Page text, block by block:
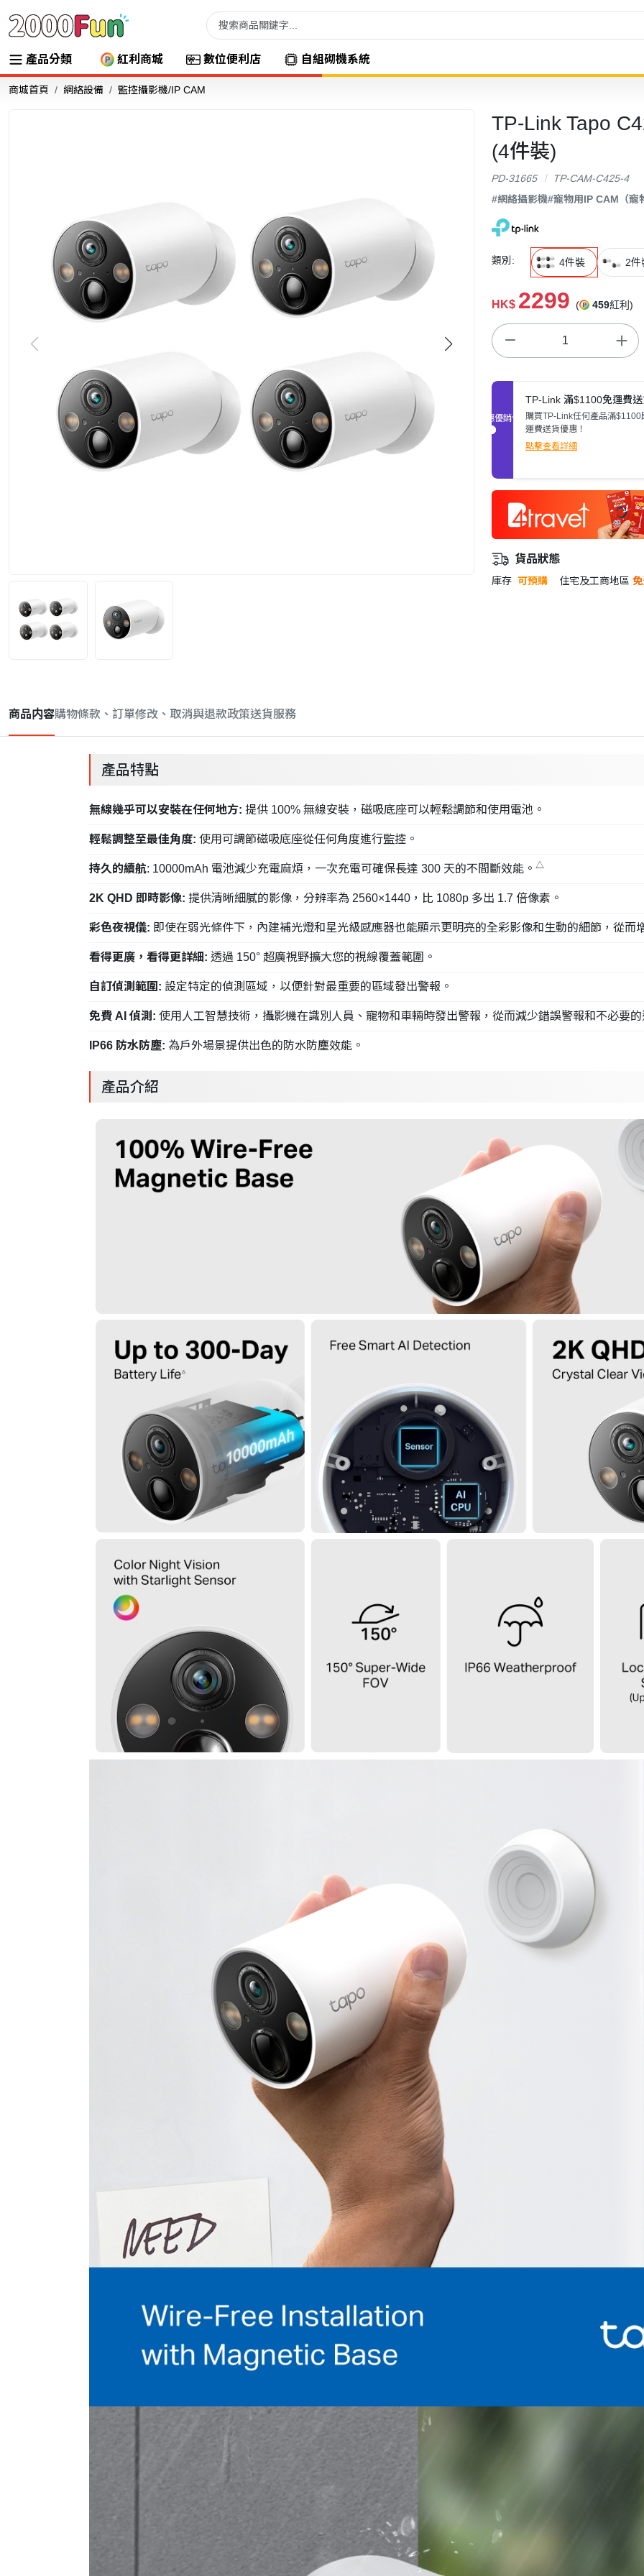
產品分類 紅利商城 數位便利店 自組砌機系統
商城首頁 網絡設備 監控攝影機/IP CAM
TP-Link Tapo
(4件裝)
PD-31665
TP-CAM-C425-4
#網絡攝影機#寵物用IP CAM（寵
類別: 4件裝 2件
HK$ 2299 ( 459紅利)
促銷優惠
TP-Link 滿$1100免運費
購買TP-Link任何產品滿$1100
運費送貨優惠！
點擊查看詳細
貨品狀態
庫存 可預購 住宅及工商地區
商品内容購物條款、訂單修改、取消與退款政策送貨服務
產品特點
無線幾乎可以安裝在任何地方: 提供 100% 無線安裝，磁吸底座可以輕鬆調節和使用電池。
輕鬆調整至最佳角度: 使用可調節磁吸底座從任何角度進行監控。
持久的續航: 10000mAh 電池減少充電麻煩，一次充電可確保長達 300 天的不間斷效能。 △
2K QHD 即時影像: 提供清晰細膩的影像，分辨率為 2560×1440，比 1080p 多出 1.7 倍像素。
彩色夜視儀: 即使在弱光條件下，內建補光燈和星光級感應器也能顯示更明亮的全彩影像和生動的細節，從而
看得更廣，看得更詳細: 透過 150° 超廣視野擴大您的視線覆蓋範圍。
自訂偵測範圍: 設定特定的偵測區域，以便針對最重要的區域發出警報。
免費 AI 偵測: 使用人工智慧技術，攝影機在識別人員、寵物和車輛時發出警報，從而減少錯誤警報和不必要
IP66 防水防塵: 為戶外場景提供出色的防水防塵效能。
產品介紹